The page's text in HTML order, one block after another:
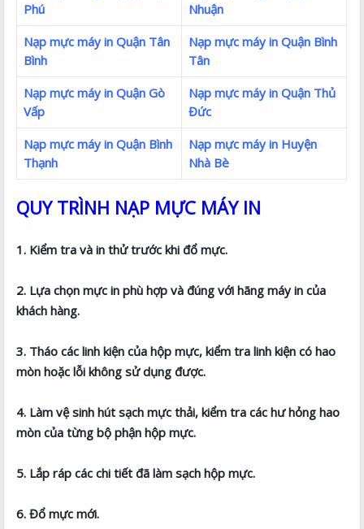
Phú
Nhuận
Nạp mực máy in Quận Tân
Bình
Nạp mực máy in Quận Bình
Tân
Nạp mực máy in Quận Gò
Vấp
Nạp mực máy in Quận Thủ
Đức
Nạp mực máy in Quận Bình
Thạnh
Nạp mực máy in Huyện
Nhà Bè
QUY TRÌNH NẠP MỰC MÁY IN
1. Kiểm tra và in thử trước khi đổ mực.
2. Lựa chọn mực in phù hợp và đúng với hãng máy in của
khách hàng.
3. Tháo các linh kiện của hộp mực, kiểm tra linh kiện có hao
mòn hoặc lỗi không sử dụng được.
4. Làm vệ sinh hút sạch mực thải, kiểm tra các hư hỏng hao
mòn của từng bộ phận hộp mực.
5. Lắp ráp các chi tiết đã làm sạch hộp mực.
6. Đổ mực mới.